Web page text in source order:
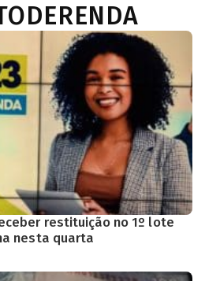
restituição no 1º lote
nesta quarta